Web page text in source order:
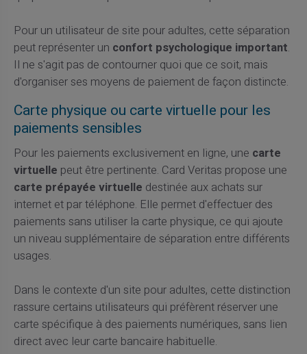
Pour un utilisateur de site pour adultes, cette séparation
peut représenter un confort psychologique important.
Il ne s'agit pas de contourner quoi que ce soit, mais
d'organiser ses moyens de paiement de façon distincte.
Carte physique ou carte virtuelle pour les
paiements sensibles
Pour les paiements exclusivement en ligne, une carte
virtuelle peut être pertinente. Card Veritas propose une
carte prépayée virtuelle destinée aux achats sur
internet et par téléphone. Elle permet d'effectuer des
paiements sans utiliser la carte physique, ce qui ajoute
un niveau supplémentaire de séparation entre différents
usages.
Dans le contexte d'un site pour adultes, cette distinction
rassure certains utilisateurs qui préfèrent réserver une
carte spécifique à des paiements numériques, sans lien
direct avec leur carte bancaire habituelle.